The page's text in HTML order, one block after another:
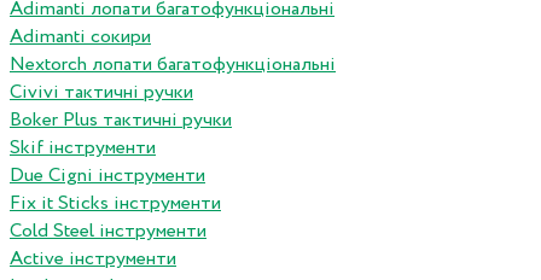
Adimanti лопати багатофункціональні
Adimanti сокири
Nextorch лопати багатофункціональні
Сivivi тактичні ручки
Boker Plus тактичні ручки
Skif інструменти
Due Cigni інструменти
Fix it Sticks інструменти
Сold Steel інструменти
Active інструменти